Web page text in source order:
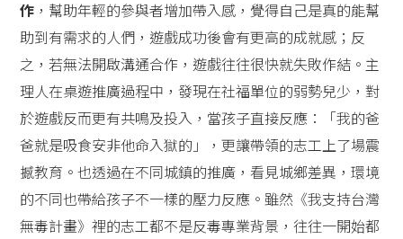
作 ，幫助年輕的參與者增加帶入感，覺得自己是真的能幫
助到有需求的人們，遊戲成功後會有更高的成就感；反
之，若無法開啟溝通合作，遊戲往往很快就失敗作結。主
理人在桌遊推廣過程中，發現在社福單位的弱勢兒少，對
於遊戲反而更有共鳴及投入，當孩子直接反應：「我的爸
爸就是吸食安非他命入獄的」，更讓帶領的志工上了場震
撼教育。也透過在不同城鎮的推廣，看見城鄉差異，環境
的不同也帶給孩子不一樣的壓力反應。雖然《我支持台灣
無毒計畫》裡的志工都不是反毒專業背景，往往一開始都